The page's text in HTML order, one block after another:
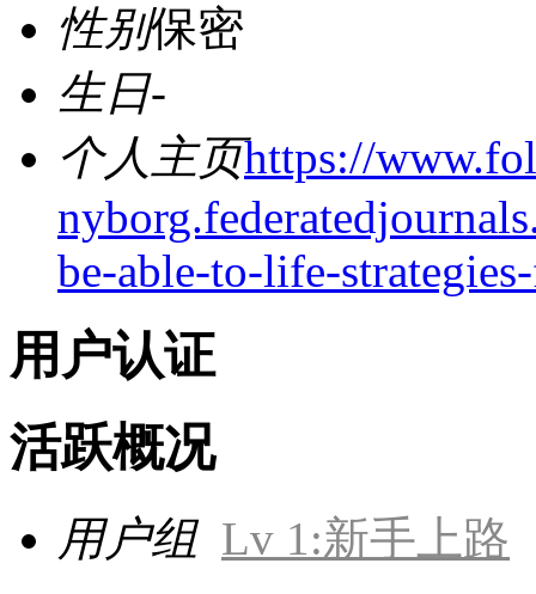
性别保密
生日-
个人主页https://
be-able-to-life-
用户认证
活跃概况
用户组 Lv 1:新手上路